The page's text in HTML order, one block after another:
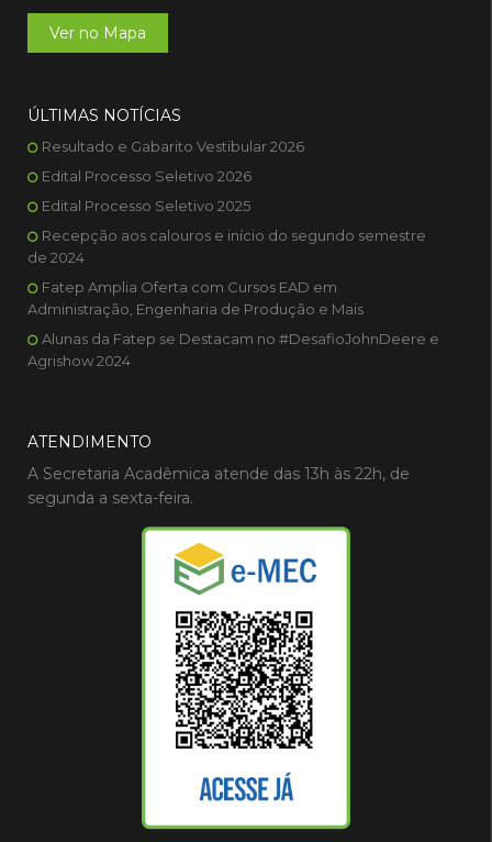
Ver no Mapa
ÚLTIMAS NOTÍCIAS
Resultado e Gabarito Vestibular 2026
Edital Processo Seletivo 2026
Edital Processo Seletivo 2025
Recepção aos calouros e início do segundo semestre
de 2024
Fatep Amplia Oferta com Cursos EAD em
Administração, Engenharia de Produção e Mais
Alunas da Fatep se Destacam no #DesafioJohnDeere e
Agrishow 2024
ATENDIMENTO
A Secretaria Acadêmica atende das 13h às 22h, de
segunda a sexta-feira.